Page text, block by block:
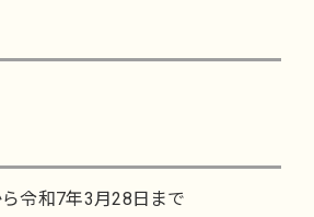
令和7年3月28日まで